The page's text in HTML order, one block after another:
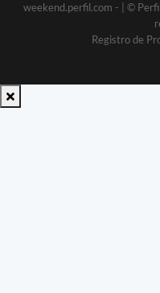
weekend.perfil.com -
| ©
Registro de